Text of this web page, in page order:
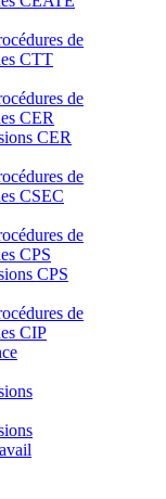
de
CTT
de
CER
CER
de
CSEC
de
CPS
CPS
de
CIP